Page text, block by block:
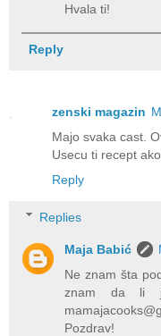
Hvala ti!
Reply
zenski magazin
Majo svaka cast.
Usecu ti recept
Reply
Replies
Maja Babić
Ne znam šta
znam da li
Pozdrav!